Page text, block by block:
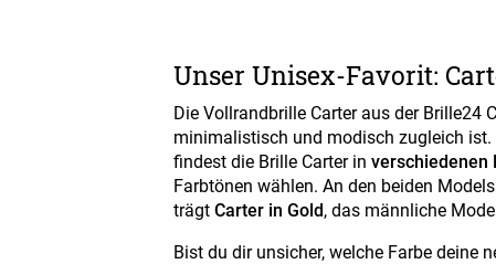
Unser Unisex-Favorit:
Die Vollrandbrille Carter aus der Brille24
minimalistisch und modisch zugleich
findest die Brille Carter in verschiedenen
Farbtönen wählen. An den beiden
trägt Carter in Gold, das männliche
Bist du dir unsicher, welche Farbe deine